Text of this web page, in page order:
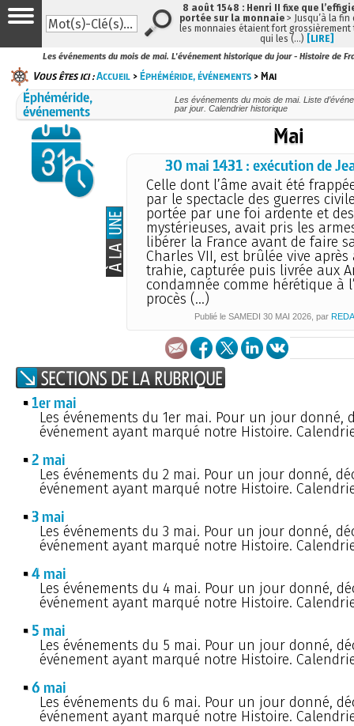
Les événements du mois de mai. L'événement historique du jour - Histoire de
Vous êtes ici :Accueil >Éphéméride, événements > Mai
Éphéméride,
événements
Les événements du mois de mai. Liste
par jour. Calendrier historique
Mai
30 mai 1431 : exécution de
Celle dont l’âme avait été
par le spectacle des guerres
portée par une foi ardente et
mystérieuses, avait pris les
libérer la France avant de faire
Charles VII, est brûlée vive
trahie, capturée puis livrée aux
condamnée comme hérétique à
procès (…)
Publié le SAMEDI 30 MAI 2026 , par
1er mai
Les événements du 1er mai. Pour un jour donné,
événement ayant marqué notre Histoire.
2 mai
Les événements du 2 mai. Pour un jour donné,
événement ayant marqué notre Histoire.
3 mai
Les événements du 3 mai. Pour un jour donné,
événement ayant marqué notre Histoire.
4 mai
Les événements du 4 mai. Pour un jour donné,
événement ayant marqué notre Histoire.
5 mai
Les événements du 5 mai. Pour un jour donné,
événement ayant marqué notre Histoire.
6 mai
Les événements du 6 mai. Pour un jour donné,
événement ayant marqué notre Histoire.
8 août 1548 : Henri II fixe que
portée sur la monnaie> Jusqu’à la fin
les monnaies étaient fort grossièrement
qui les (…) [LIRE]